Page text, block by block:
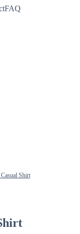
FAQ
Shirt